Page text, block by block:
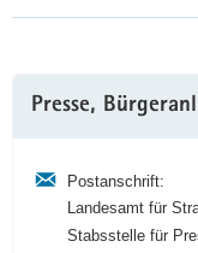
Information
Presse,
Postanschrift:
Landesamt für
Stabsstelle für